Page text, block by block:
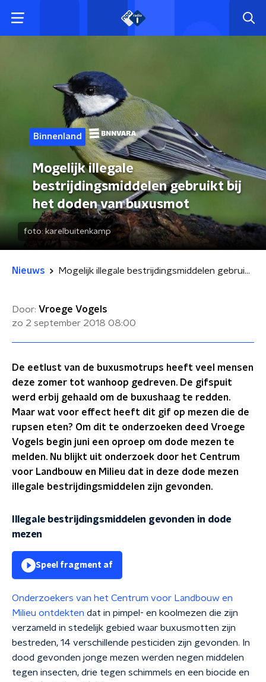
Binnenland
Mogelijk illegale
bestrijdingsmiddelen gebruikt bij
het doden van buxusmot
foto: karelbuitenkamp
Nieuws Mogelijk illegale bestrijdingsmiddelen gebruikt bij het doden van buxusmot
Door: Vroege Vogels
zo 2 september 2018 08:00
De eetlust van de buxusmotrups heeft veel mensen
deze zomer tot wanhoop gedreven. De gifspuit
werd erbij gehaald om de buxushaag te redden.
Maar wat voor effect heeft dit gif op mezen die de
rupsen eten? Om dit te onderzoeken deed Vroege
Vogels begin juni een oproep om dode mezen te
melden. Nu blijkt uit onderzoek door het Centrum
voor Landbouw en Milieu dat in deze dode mezen
illegale bestrijdingsmiddelen zijn gevonden.
Illegale bestrijdingsmiddelen gevonden in dode
mezen
Speel fragment af
Onderzoekers van het Centrum voor Landbouw en
Milieu ontdekten dat in pimpel- en koolmezen die zijn
verzameld in stedelijk gebied waar buxusmotten zijn
bestreden, 14 verschillende pesticiden zijn gevonden. In
dood gevonden jonge mezen werden negen middelen
tegen insecten, drie tegen schimmels en een biocide en